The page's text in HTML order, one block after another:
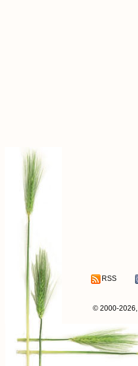
RSS
© 2000-2026,